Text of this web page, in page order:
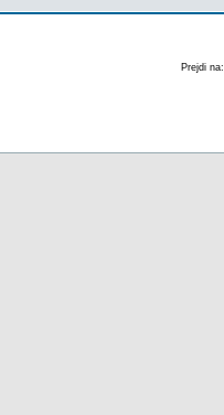
Prejdi na: